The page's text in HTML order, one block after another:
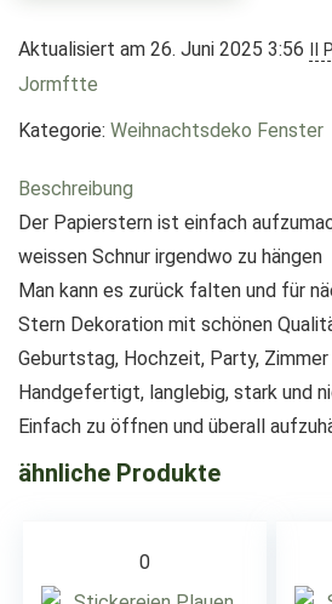
Aktualisiert am 26. Juni 2025 3:56 II
Jormftte
Kategorie: Weihnachtsdeko Fenster
Beschreibung
Der Papierstern ist einfach
weissen Schnur irgendwo zu hängen
Man kann es zurück falten und für
Stern Dekoration mit schönen
Geburtstag, Hochzeit, Party,
Handgefertigt, langlebig, stark und
Einfach zu öffnen und überall
ähnliche Produkte
0